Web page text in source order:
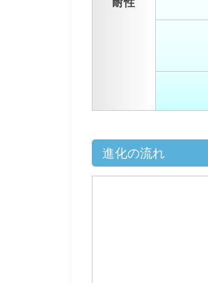
耐性
進化の流れ